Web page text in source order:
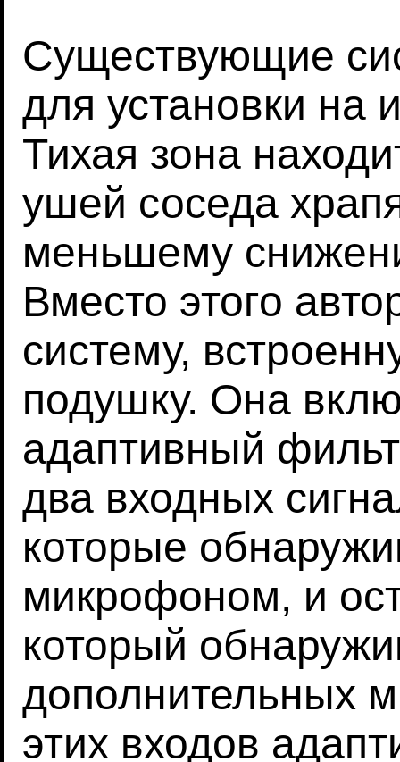
Существующие
для установки на
Тихая зона
ушей соседа
меньшему
Вместо этого
систему,
подушку. Она
адаптивный
два входных
которые
микрофоном, и
который
дополнительных
этих входов